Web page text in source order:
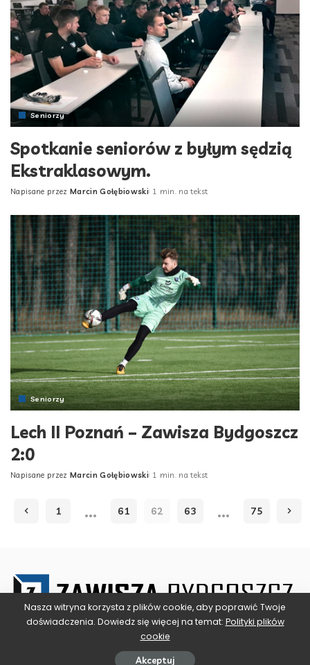
Seniorzy
Spotkanie seniorów z byłym sędzią
Ekstraklasowym.
Posted
Napisane przez Marcin Gołębiowski 1 min. na tekst
Seniorzy
Lech II Poznań – Zawisza Bydgoszcz
2:0
Posted
Napisane przez Marcin Gołębiowski 1 min. na tekst
1 … 61 62 63 … 75
Nasza witryna korzysta z plików cookie, aby poprawić Twoje
doświadczenia. Dowiedz się więcej na temat: Polityki plików
cookie
Akceptuj